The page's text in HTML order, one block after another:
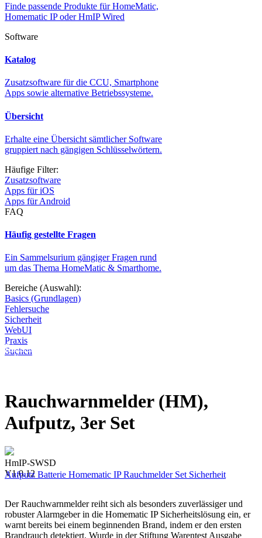
Finde passende Produkte für HomeMatic,
Homematic IP oder HmIP Wired
Software
Katalog
Zusatzsoftware für die CCU, Smartphone
Apps sowie alternative Betriebssysteme.
Übersicht
Erhalte eine Übersicht sämtlicher Software
gruppiert nach gängigen Schlüsselwörtern.
Häufige Filter:
Zusatzsoftware
Apps für iOS
Apps für Android
FAQ
Häufig gestellte Fragen
Ein Sammelsurium gängiger Fragen rund
um das Thema HomeMatic & Smarthome.
Bereiche (Auswahl):
Basics (Grundlagen)
Fehlersuche
Sicherheit
WebUI
Praxis
Suchen
Diese Seite wird nicht weitergeführt, bleibt aber als digitales Archiv
online. Vielen Dank für deinen Besuch!
Rauchwarnmelder (HM),
Aufputz, 3er Set
HmIP-SWSD
V1.0.12
Aufputz Batterie Homematic IPRauchmelder Set Sicherheit
Der Rauchwarnmelder reiht sich als besonders zuverlässiger und
robuster Alarmgeber in die Homematic IP Sicherheitslösung ein, er
warnt bereits bei einem beginnenden Brand, indem er den ersten
Brandrauch detektiert. Wurde in der Stiftung Warentest Ausgabe